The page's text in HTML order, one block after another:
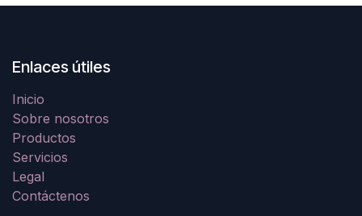
Enlaces útiles
Inicio
Sobre nosotros
Productos
Servicios
Legal
Contáctenos